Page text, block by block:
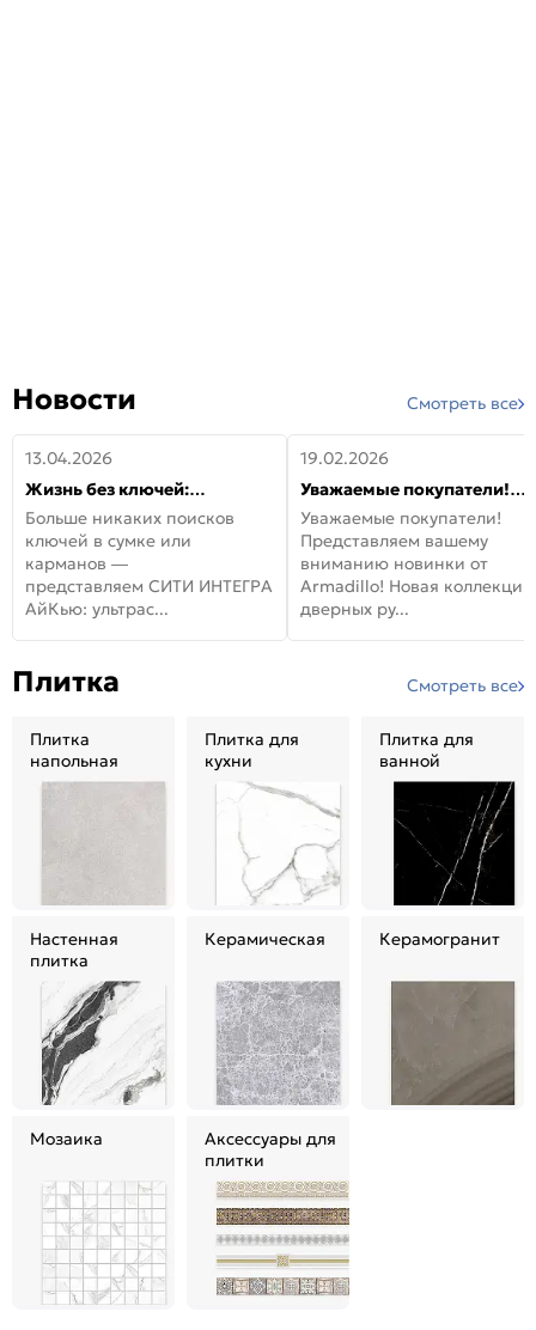
Новости Смотреть все
13.04.2026
Жизнь без ключей:
встречайте новую дверь
СИТИ ИНТЕГРА АйКью!
Больше никаких поисков
ключей в сумке или
карманов —
представляем СИТИ ИНТЕГРА
АйКью: ультрас...
19.02.2026
Уважаемые покупатели!
Представляем вашему
вниманию новинки от
Armadillo!
Уважаемые покупатели!
Представляем вашему
вниманию новинки от
Armadillo! Новая коллекция
дверных ру...
Плитка Смотреть все
Плитка
напольная
Плитка для
кухни
Плитка для
ванной
Настенная
плитка
Керамическая Керамогранит
Мозаика
Аксессуары для
плитки